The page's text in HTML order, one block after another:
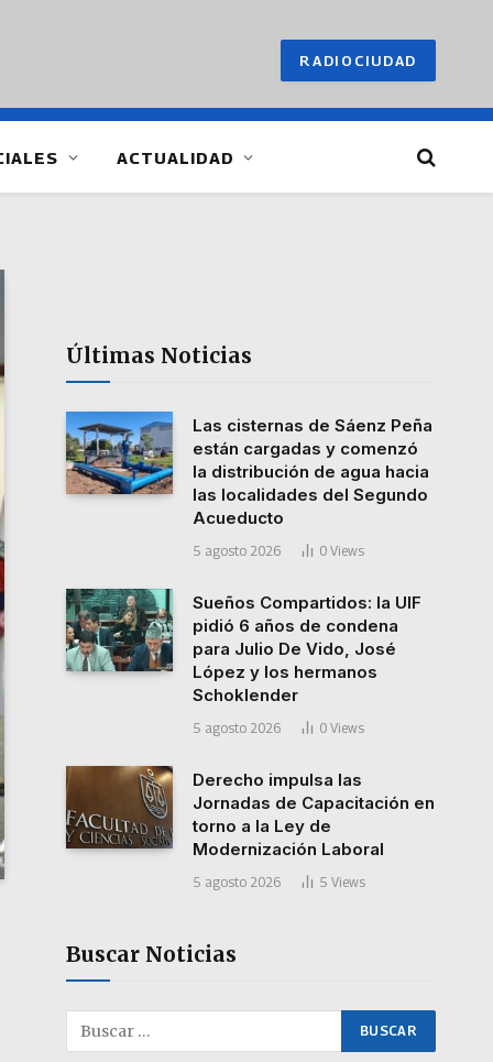
RADIOCIUDAD
ACTUALIDAD
Últimas Noticias
Las cisternas de Sáenz Peña
están cargadas y comenzó
la distribución de agua hacia
las localidades del Segundo
Acueducto
5 agosto 2026 0 Views
Sueños Compartidos: la UIF
pidió 6 años de condena
para Julio De Vido, José
López y los hermanos
Schoklender
5 agosto 2026 0 Views
Derecho impulsa las
Jornadas de Capacitación en
torno a la Ley de
Modernización Laboral
5 agosto 2026 5 Views
Buscar Noticias